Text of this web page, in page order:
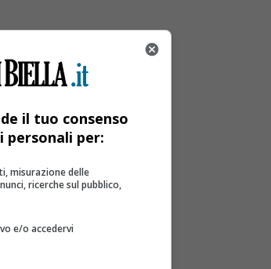
il tuo consenso
per:
misurazione delle
ricerche sul pubblico,
e/o accedervi